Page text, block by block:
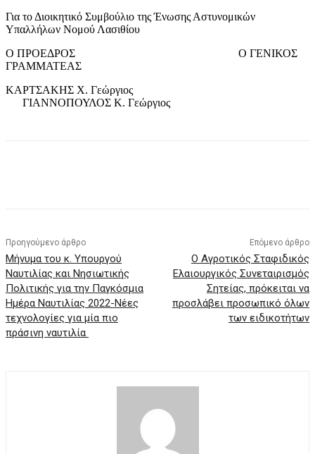
Για το Διοικητικό Συμβούλιο της Ένωσης Αστυνομικών
Υπαλλήλων Νομού Λασιθίου
Ο ΠΡΟΕΔΡΟΣ Ο ΓΕΝΙΚΟΣ
ΓΡΑΜΜΑΤΕΑΣ
ΚΑΡΤΣΑΚΗΣ Χ. Γεώργιος
ΓΙΑΝΝΟΠΟΥΛΟΣ Κ. Γεώργιος
Προηγούμενο άρθρο
Μήνυμα του κ. Υπουργού
Ναυτιλίας και Νησιωτικής
Πολιτικής για την Παγκόσμια
Ημέρα Ναυτιλίας 2022-Νέες
τεχνολογίες για μία πιο
πράσινη ναυτιλία
Επόμενο άρθρο
Ο Αγροτικός Σταφιδικός
Ελαιουργικός Συνεταιρισμός
Σητείας, πρόκειται να
προσλάβει προσωπικό όλων
των ειδικοτήτων